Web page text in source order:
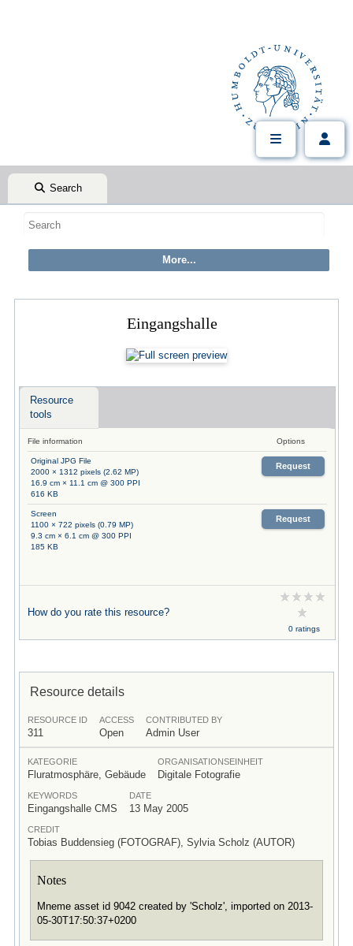
Search
Eingangshalle
Resource
tools
File information Options
Original JPG File
2000 × 1312 pixels (2.62 MP)
16.9 cm × 11.1 cm @ 300 PPI
616 KB
Request
Screen
1100 × 722 pixels (0.79 MP)
9.3 cm × 6.1 cm @ 300 PPI
185 KB
Request
How do you rate this resource?
0 ratings
Resource details
RESOURCE ID
311
ACCESS
Open
CONTRIBUTED BY
Admin User
KATEGORIE
Fluratmosphäre, Gebäude
ORGANISATIONSEINHEIT
Digitale Fotografie
KEYWORDS
Eingangshalle CMS
DATE
13 May 2005
CREDIT
Tobias Buddensieg (FOTOGRAF), Sylvia Scholz (AUTOR)
Notes
Mneme asset id 9042 created by 'Scholz', imported on 2013-
05-30T17:50:37+0200